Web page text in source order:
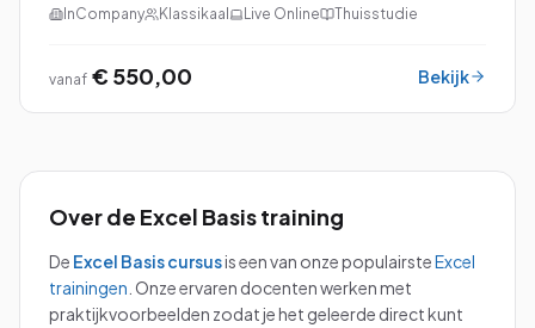
hebt!InCompany Klassikaal Live Online Thuisstudie
vanaf € 550,00 Bekijk
Over de Excel Basistraining
De Excel Basiscursusis een van onze populairsteExcel
trainingen Onze ervaren docenten werken met
praktijkvoorbeelden zodat je het geleerde direct kunt